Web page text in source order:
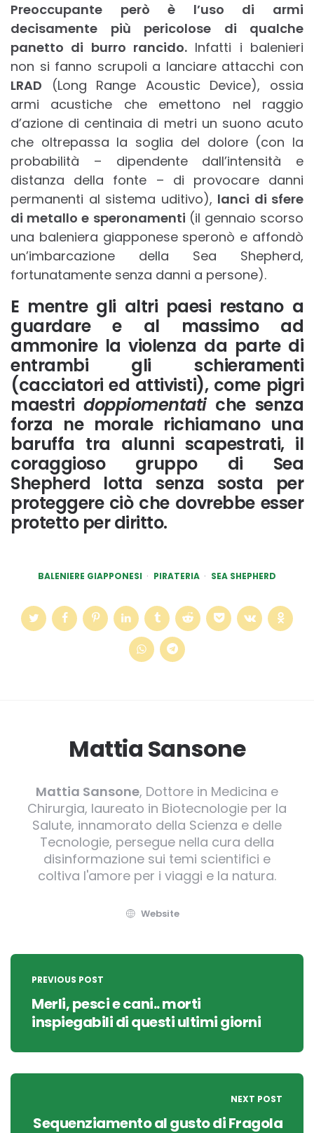
Preoccupante però è l’uso di armi
decisamente più pericolose di qualche
panetto di burro rancido. Infatti i balenieri
non si fanno scrupoli a lanciare attacchi con
LRAD (Long Range Acoustic Device), ossia
armi acustiche che emettono nel raggio
d’azione di centinaia di metri un suono acuto
che oltrepassa la soglia del dolore (con la
probabilità – dipendente dall’intensità e
distanza della fonte – di provocare danni
permanenti al sistema uditivo), lanci di sfere
di metallo e speronamenti (il gennaio scorso
una baleniera giapponese speronò e affondò
un’imbarcazione della Sea Shepherd,
fortunatamente senza danni a persone).
E mentre gli altri paesi restano a
guardare e al massimo ad
ammonire la violenza da parte di
entrambi gli schieramenti
(cacciatori ed attivisti), come pigri
maestridoppiomentati che senza
forza ne morale richiamano una
baruffa tra alunni scapestrati, il
coraggioso gruppo di Sea
Shepherd lotta senza sosta per
proteggere ciò che dovrebbe esser
protetto per diritto.
BALENIERE GIAPPONESI PIRATERIA SEA SHEPHERD
Mattia Sansone
Mattia Sansone, Dottore in Medicina e
Chirurgia, laureato in Biotecnologie per la
Salute, innamorato della Scienza e delle
Tecnologie, persegue nella cura della
disinformazione sui temi scientifici e
coltiva l'amore per i viaggi e la natura.
Website
Post
navigation
PREVIOUS POST
Merli, pesci e cani.. morti
inspiegabili di questi ultimi giorni
NEXT POST
Sequenziamento al gusto di Fragola